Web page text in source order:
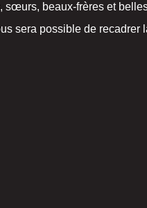
sœurs, beaux-frères et
sera possible de recadrer